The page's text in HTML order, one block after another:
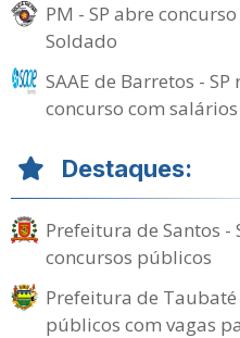
PM - SP abre
Soldado
SAAE de Barretos -
concurso com
Destaques:
Prefeitura de Santos -
concursos públicos
Prefeitura de Taubaté
públicos com vagas